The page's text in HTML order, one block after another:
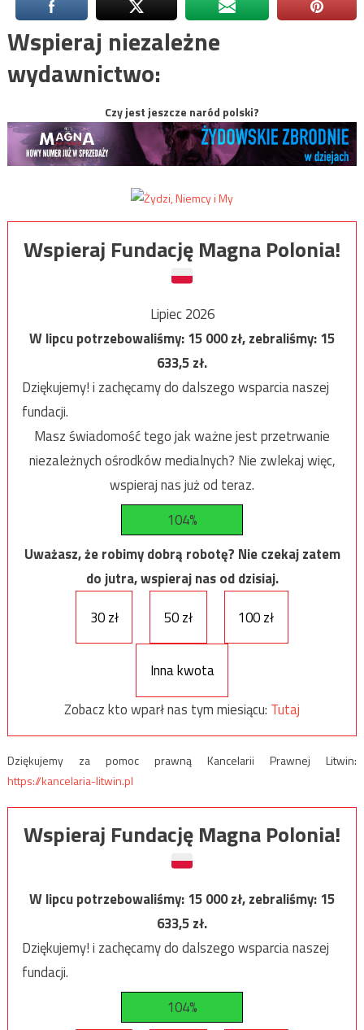
Wspieraj niezależne
wydawnictwo:
Czy jest jeszcze naród polski?
Wspieraj Fundację Magna Polonia!
Lipiec 2026
W lipcu potrzebowaliśmy:15 000zł, zebraliśmy:15
633,5zł.
Dziękujemy! i zachęcamy do dalszego wsparcia naszej
fundacji.
Masz świadomość tego jak ważne jest przetrwanie
niezależnych ośrodków medialnych? Nie zwlekaj więc,
wspieraj nas już od teraz.
104%
Uważasz, że robimy dobrą robotę? Nie czekaj zatem
do jutra, wspieraj nas od dzisiaj.
30 zł
50 zł 100 zł
Inna kwota
Zobacz kto wparł nas tym miesiącu: Tutaj
Dziękujemy za pomoc prawną Kancelarii Prawnej Litwin:
https://kancelaria-litwin.pl
Wspieraj Fundację Magna Polonia!
W lipcu potrzebowaliśmy:15 000zł, zebraliśmy:15
633,5zł.
Dziękujemy! i zachęcamy do dalszego wsparcia naszej
fundacji.
104%